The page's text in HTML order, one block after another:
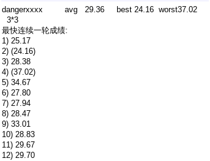
dangerxxxx avg 29.36 best 24.16 worst37.02
3*3
最快连续一轮成绩:
1) 25.17
2) (24.16)
3) 28.38
4) (37.02)
5) 34.67
6) 27.80
7) 27.94
8) 28.47
9) 33.01
10) 28.83
11) 29.67
12) 29.70